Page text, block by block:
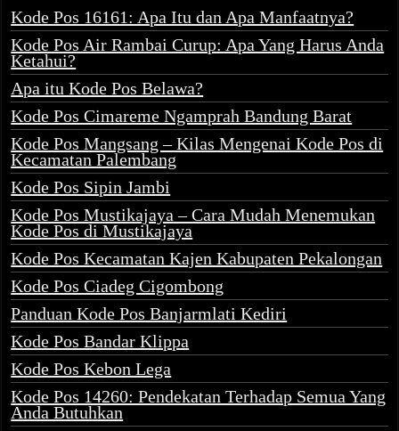
Kode Pos 16161: Apa Itu dan Apa Manfaatnya?
Kode Pos Air Rambai Curup: Apa Yang Harus Anda
Ketahui?
Apa itu Kode Pos Belawa?
Kode Pos Cimareme Ngamprah Bandung Barat
Kode Pos Mangsang – Kilas Mengenai Kode Pos di
Kecamatan Palembang
Kode Pos Sipin Jambi
Kode Pos Mustikajaya – Cara Mudah Menemukan
Kode Pos di Mustikajaya
Kode Pos Kecamatan Kajen Kabupaten Pekalongan
Kode Pos Ciadeg Cigombong
Panduan Kode Pos Banjarmlati Kediri
Kode Pos Bandar Klippa
Kode Pos Kebon Lega
Kode Pos 14260: Pendekatan Terhadap Semua Yang
Anda Butuhkan